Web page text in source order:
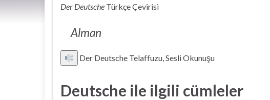
Der Deutsche Türkçe Çevirisi
Alman
Der Deutsche Telaffuzu, Sesli Okunuşu
Deutsche ile ilgili cümleler